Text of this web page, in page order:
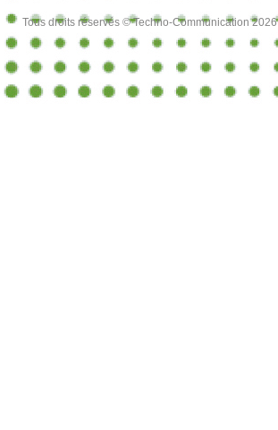
Tous droits réservés © Techno-Communication 2026